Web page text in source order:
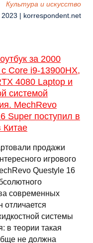
Культура и искусство
| korrespondent.net
за 2000
Core i9-13900HX,
4080 Laptop и
системой
MechRevo
Super поступил в
Китае
продажи
игрового
Questyle 16
современных
отличается
системы
в теории такая
не должна